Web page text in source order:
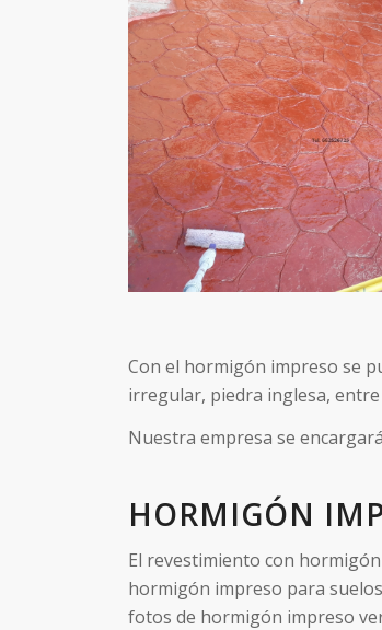
Con el hormigón impreso se
irregular, piedra inglesa,
Nuestra empresa se
HORMIGÓN
El revestimiento con
hormigón impreso para
fotos de hormigón impreso